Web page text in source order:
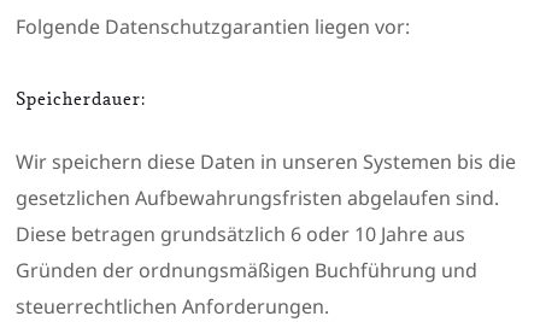
Folgende Datenschutzgarantien liegen vor:
Speicherdauer:
Wir speichern diese Daten in unseren Systemen bis die
gesetzlichen Aufbewahrungsfristen abgelaufen sind.
Diese betragen grundsätzlich 6 oder 10 Jahre aus
Gründen der ordnungsmäßigen Buchführung und
steuerrechtlichen Anforderungen.